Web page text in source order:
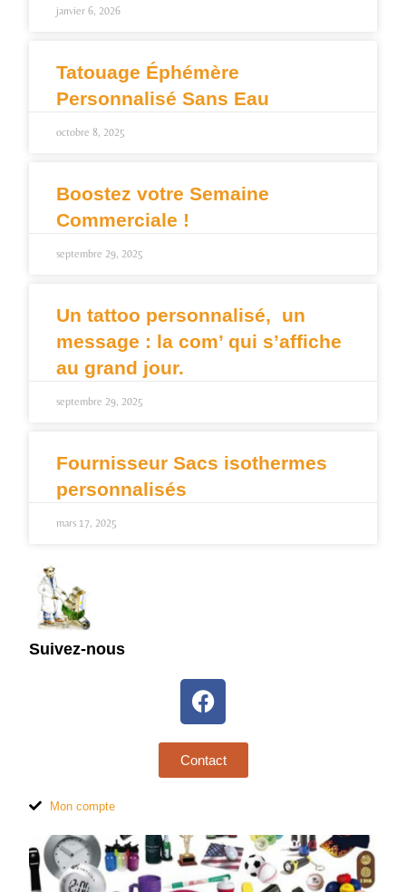
janvier 6, 2026
Tatouage Éphémère
Personnalisé Sans Eau
octobre 8, 2025
Boostez votre Semaine
Commerciale !
septembre 29, 2025
Un tattoo personnalisé, un
message : la com’ qui s’affiche
au grand jour.
septembre 29, 2025
Fournisseur Sacs isothermes
personnalisés
mars 17, 2025
Suivez-nous
Contact
Mon compte